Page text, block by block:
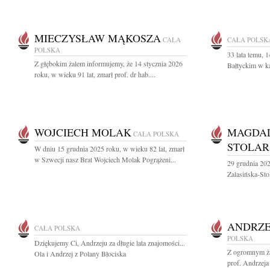
MIECZYSŁAW MĄKOSZA CAŁA
POLSKA
Z głębokim żalem informujemy, że 14 stycznia 2026
roku, w wieku 91 lat, zmarł prof. dr hab....
CAŁA
33 lata temu,
Bałtyckim w
WOJCIECH MOLAK CAŁA POLSKA
W dniu 15 grudnia 2025 roku, w wieku 82 lat, zmarł
w Szwecji nasz Brat Wojciech Molak Pogrążeni...
29 grudnia
Zalasińska-
CAŁA POLSKA
Dziękujemy Ci, Andrzeju za długie lata znajomości...
Ola i Andrzej z Polany Błociska
POLSKA
Z ogromnym
prof. Andrzeja